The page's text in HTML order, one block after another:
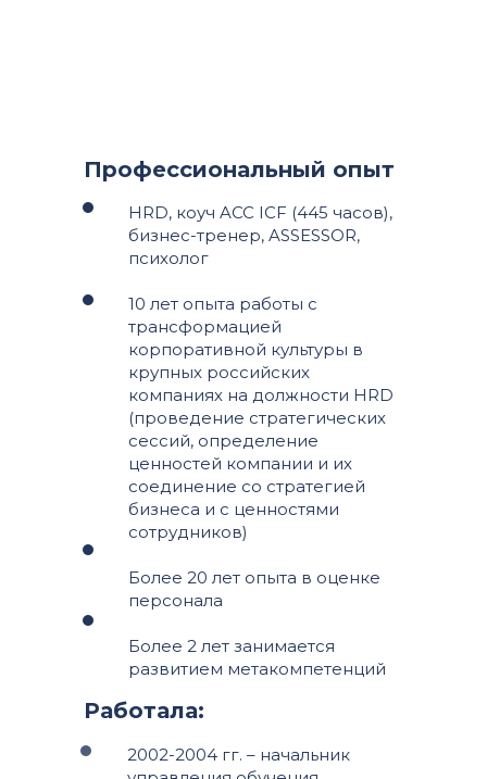
Профессиональный опыт
HRD, коуч ACC ICF (445 часов),
бизнес-тренер, ASSESSOR,
психолог
10 лет опыта работы с
трансформацией
корпоративной культуры в
крупных российских
компаниях на должности HRD
(проведение стратегических
сессий, определение
ценностей компании и их
соединение со стратегией
бизнеса и с ценностями
сотрудников)
Более 20 лет опыта в оценке
персонала
Более 2 лет занимается
развитием метакомпетенций
Работала:
2002-2004 гг. – начальник